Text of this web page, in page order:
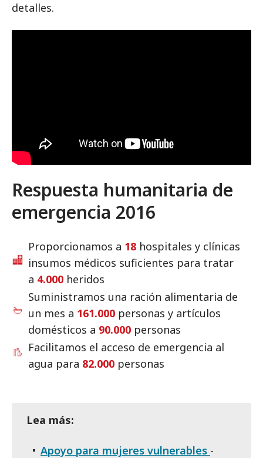
detalles.
Respuesta humanitaria de
emergencia 2016
Proporcionamos a 18 hospitales y clínicas
insumos médicos suficientes para tratar
a 4.000 heridos
Suministramos una ración alimentaria de
un mes a 161.000 personas y artículos
domésticos a 90.000 personas
Facilitamos el acceso de emergencia al
agua para 82.000 personas
Lea más:
Apoyo para mujeres vulnerables -